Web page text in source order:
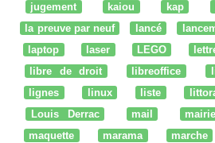
jugement
kaiou kap
la preuve par neuf
lancé
laptop
laser LEGO
libre de droit
libreoffice
lignes
linux liste
Louis Derrac
mail mairie
maquette
marama marche